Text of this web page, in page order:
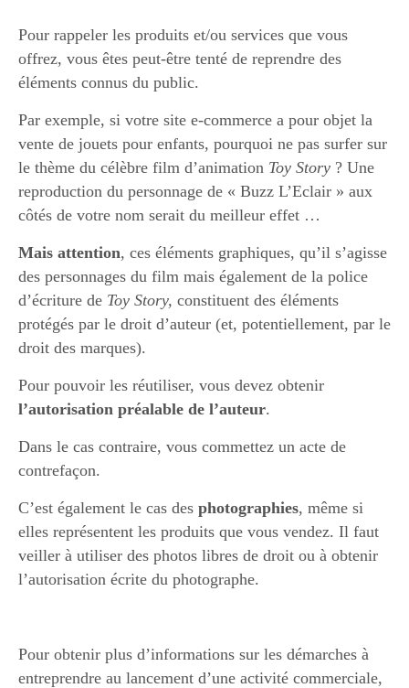
Pour rappeler les produits et/ou services que vous
offrez, vous êtes peut-être tenté de reprendre des
éléments connus du public.
Par exemple, si votre site e-commerce a pour objet la
vente de jouets pour enfants, pourquoi ne pas surfer sur
le thème du célèbre film d’animation Toy Story ? Une
reproduction du personnage de « Buzz L’Eclair » aux
côtés de votre nom serait du meilleur effet …
Mais attention, ces éléments graphiques, qu’il s’agisse
des personnages du film mais également de la police
d’écriture de Toy Story, constituent des éléments
protégés par le droit d’auteur (et, potentiellement, par le
droit des marques).
Pour pouvoir les réutiliser, vous devez obtenir
l’autorisation préalable de l’auteur.
Dans le cas contraire, vous commettez un acte de
contrefaçon.
C’est également le cas des photographies, même si
elles représentent les produits que vous vendez. Il faut
veiller à utiliser des photos libres de droit ou à obtenir
l’autorisation écrite du photographe.
Pour obtenir plus d’informations sur les démarches à
entreprendre au lancement d’une activité commerciale,